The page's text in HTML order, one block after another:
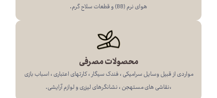
هوای نرم (BB) و قطعات سلاح گرم.
محصولات مصرفی
مواردی از قبیل وسایل سرامیکی ، فندک سیگار ، کارتهای اعتباری ، اسباب بازی
،نقاشی های مستهجن ، نشانگرهای لیزری و لوازم آرایشی.